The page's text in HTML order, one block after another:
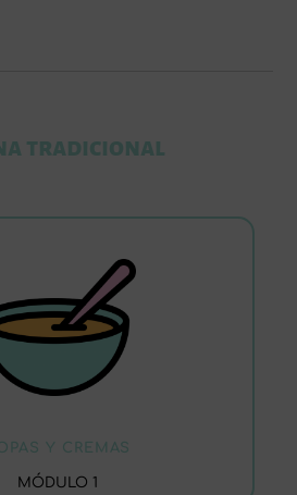
tradicional
Y CREMAS
MÓDULO 1